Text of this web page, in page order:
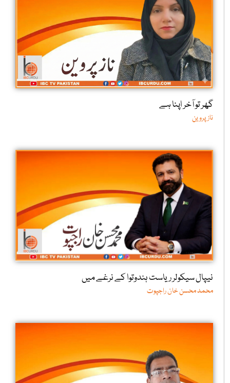
گھر تو آخر اپنا ہے
ناز پروین
نیپال سیکولر ریاست ہندوتوا کے نرغے میں
محمد محسن خان راجپوت